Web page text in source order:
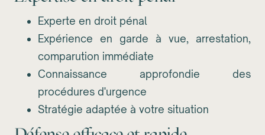
Experte en droit pénal
Expérience en garde à vue, arrestation,
comparution immédiate
Connaissance approfondie des
procédures d'urgence
Stratégie adaptée à votre situation